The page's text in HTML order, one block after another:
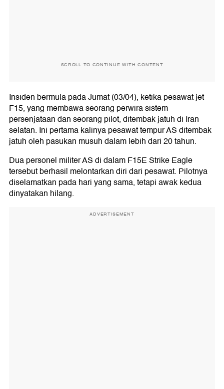
SCROLL TO CONTINUE WITH CONTENT
Insiden bermula pada Jumat (03/04), ketika pesawat jet
F15, yang membawa seorang perwira sistem
persenjataan dan seorang pilot, ditembak jatuh di Iran
selatan. Ini pertama kalinya pesawat tempur AS ditembak
jatuh oleh pasukan musuh dalam lebih dari 20 tahun.
Dua personel militer AS di dalam F15E Strike Eagle
tersebut berhasil melontarkan diri dari pesawat. Pilotnya
diselamatkan pada hari yang sama, tetapi awak kedua
dinyatakan hilang.
ADVERTISEMENT